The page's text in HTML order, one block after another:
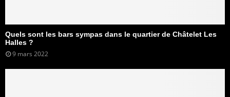
Quels sont les bars sympas dans le quartier de Châtelet Les
Halles ?
9 mars 2022